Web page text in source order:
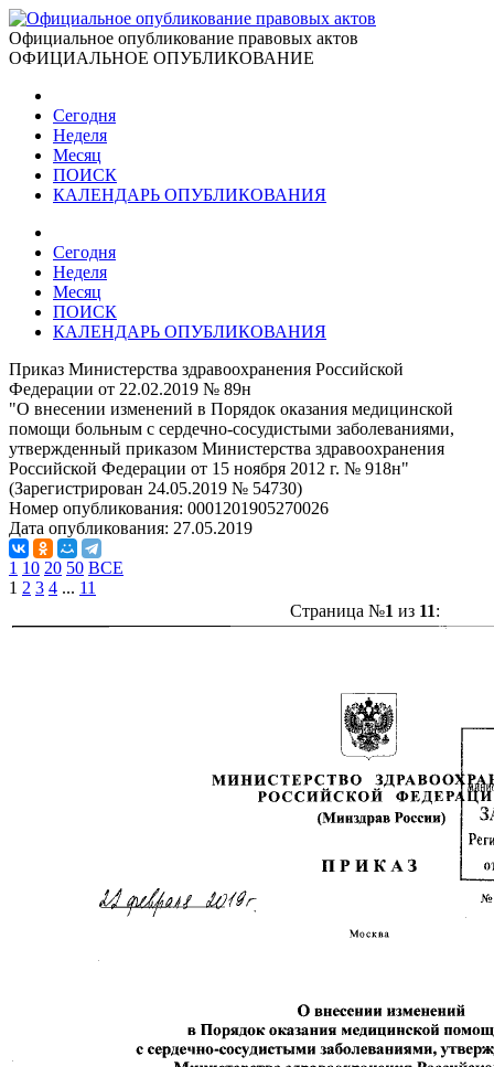
Официальное опубликование правовых актов
ОФИЦИАЛЬНОЕ ОПУБЛИКОВАНИЕ
Сегодня
Неделя
Месяц
ПОИСК
КАЛЕНДАРЬ ОПУБЛИКОВАНИЯ
Сегодня
Неделя
Месяц
ПОИСК
КАЛЕНДАРЬ ОПУБЛИКОВАНИЯ
Приказ Министерства здравоохранения Российской
Федерации от 22.02.2019 № 89н
"О внесении изменений в Порядок оказания медицинской
помощи больным с сердечно-сосудистыми заболеваниями,
утвержденный приказом Министерства здравоохранения
Российской Федерации от 15 ноября 2012 г. № 918н"
(Зарегистрирован 24.05.2019 № 54730)
Номер опубликования: 0001201905270026
Дата опубликования: 27.05.2019
1 10 20 50 ВСЕ
1 2 3 4 ... 11
Страница №1 из 11: